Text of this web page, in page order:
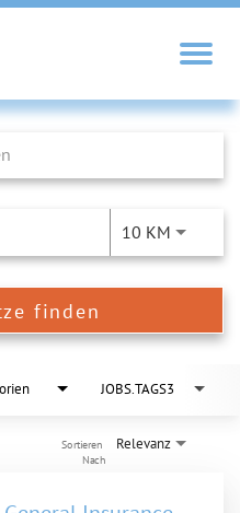
10 KM
finden
JOBS.TAGS3
Relevanz
Sortieren
Nach